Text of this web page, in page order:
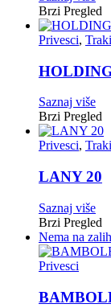
Brzi Pregled
Privesci,
Saznaj više
Brzi Pregled
Privesci,
LANY 20
Saznaj više
Brzi Pregled
Nema na
Privesci